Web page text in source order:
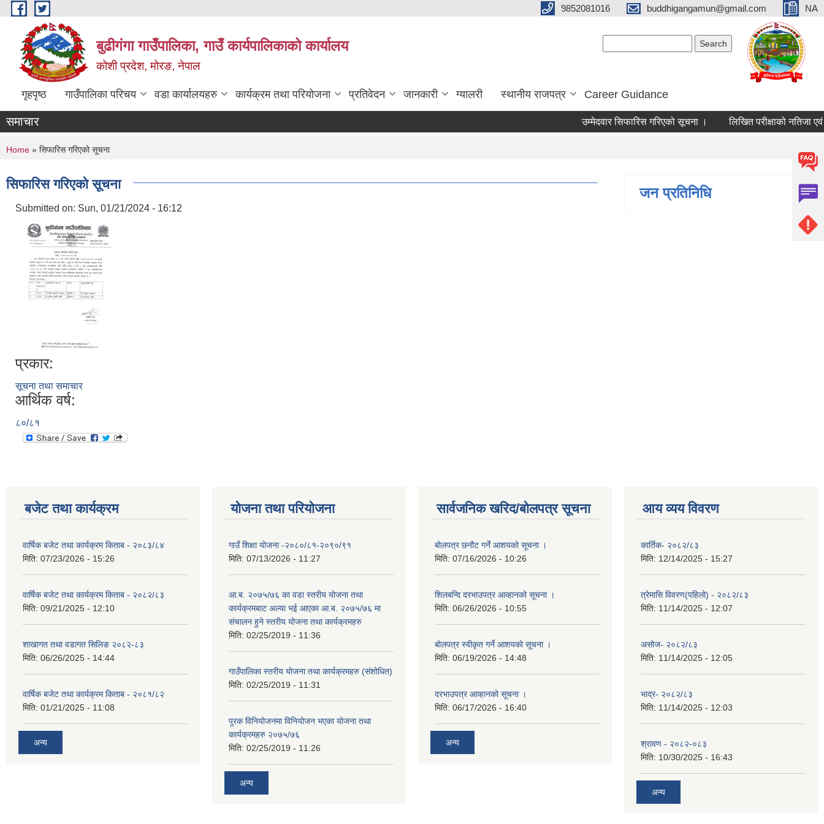
Skip to main content 9852081016 buddhigangamun@gmail.com NA
बुढीगंगा गाउँपालिका, गाउँ कार्यपालिकाको कार्यालय
कोशी प्रदेश, मोरङ, नेपाल
गृहपृष्ठ गाउँपालिका परिचय वडा कार्यालयहरु कार्यक्रम तथा परियोजना प्रतिवेदन जानकारी ग्यालरी स्थानीय राजपत्र Career Guidance
समाचार उम्मेदवार सिफारिस गरिएको सूचना । लिखित परीक्षाको नतिजा एवं
You are here
Home » सिफारिस गरिएको सूचना
सिफारिस गरिएको सूचना
Submitted on: Sun, 01/21/2024 - 16:12
प्रकार:
सूचना तथा समाचार
आर्थिक वर्ष:
८०/८१
जन प्रतिनिधि
बजेट तथा कार्यक्रम
वार्षिक बजेट तथा कार्यक्रम किताब - २०८३/८४
मिति: 07/23/2026 - 15:26
वार्षिक बजेट तथा कार्यक्रम किताब - २०८२/८३
मिति: 09/21/2025 - 12:10
शाखागत तथा वडागत सिलिङ २०८२-८३
मिति: 06/26/2025 - 14:44
वार्षिक बजेट तथा कार्यक्रम किताब - २०८१/८२
मिति: 01/21/2025 - 11:08
अन्य
योजना तथा परियोजना
गाउँ शिक्षा योजना -२०८०/८१-२०९०/९१
मिति: 07/13/2026 - 11:27
आ.ब. २०७५/७६ का वडा स्तरीय योजना तथा
कार्यक्रमबाट अल्या भई आएका आ.ब. २०७५/७६ मा
स‌ंचालन हुने स्तरीय योजना तथा कार्यक्रमहरु
मिति: 02/25/2019 - 11:36
गाउँपालिका स्तरीय योजना तथा कार्यक्रमहरु (स‌ंशोधित)
मिति: 02/25/2019 - 11:31
पुरक विनियोजनमा विनियोजन भएका योजना तथा
कार्यक्रमहरु २०७५/७६
मिति: 02/25/2019 - 11:26
अन्य
सार्वजनिक खरिद/बोलपत्र सूचना
बोलपत्र छनौट गर्ने आशयको सूचना ।
मिति: 07/16/2026 - 10:26
शिलबन्दि दरभाउपत्र आव्हानको सूचना ।
मिति: 06/26/2026 - 10:55
बोलपत्र स्वीकृत गर्ने आशयको सूचना ।
मिति: 06/19/2026 - 14:48
दरभाउपत्र आव्हानको सूचना ।
मिति: 06/17/2026 - 16:40
अन्य
आय व्यय विवरण
कार्तिक- २०८२/८३
मिति: 12/14/2025 - 15:27
त्रेमासि विवरण(पहिलो) - २०८२/८३
मिति: 11/14/2025 - 12:07
असोज- २०८२/८३
मिति: 11/14/2025 - 12:05
भाद्र- २०८२/८३
मिति: 11/14/2025 - 12:03
श्रावण - २०८२-०८३
मिति: 10/30/2025 - 16:43
अन्य